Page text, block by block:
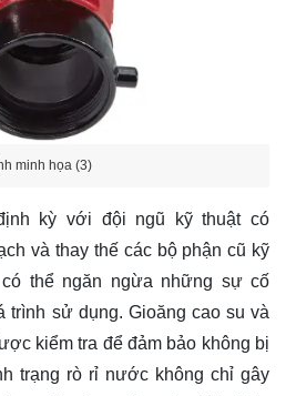
minh họa (3)
kỳ với đội ngũ kỹ thuật có
và thay thế các bộ phận cũ kỹ
thể ngăn ngừa những sự cố
trình sử dụng. Gioăng cao su và
kiểm tra để đảm bảo không bị
trạng rò rỉ nước không chỉ gây